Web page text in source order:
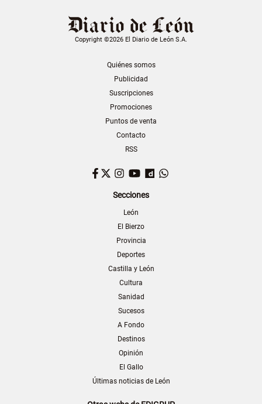
Copyright ©2026 El Diario de León S.A.
Quiénes somos
Publicidad
Suscripciones
Promociones
Puntos de venta
Contacto
RSS
Facebook
TwitterInstagram
YouTubeDailymotion
Secciones
León
El Bierzo
Provincia
Deportes
Castilla y León
Cultura
Sanidad
Sucesos
A Fondo
Destinos
Opinión
El Gallo
Últimas noticias de León